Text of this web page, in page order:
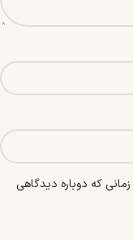
که دوباره دیدگاهی